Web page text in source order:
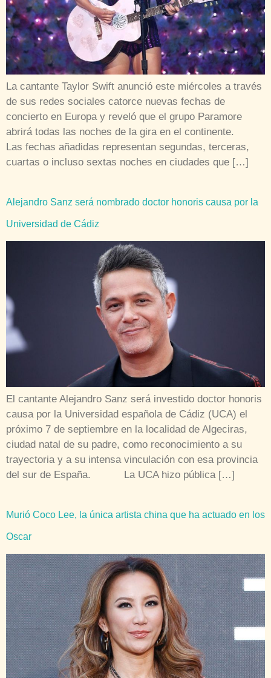
La cantante Taylor Swift anunció este miércoles a través
de sus redes sociales catorce nuevas fechas de
concierto en Europa y reveló que el grupo Paramore
abrirá todas las noches de la gira en el continente.
Las fechas añadidas representan segundas, terceras,
cuartas o incluso sextas noches en ciudades que […]
Alejandro Sanz será nombrado doctor honoris causa por la
Universidad de Cádiz
El cantante Alejandro Sanz será investido doctor honoris
causa por la Universidad española de Cádiz (UCA) el
próximo 7 de septiembre en la localidad de Algeciras,
ciudad natal de su padre, como reconocimiento a su
trayectoria y a su intensa vinculación con esa provincia
del sur de España. La UCA hizo pública […]
Murió Coco Lee, la única artista china que ha actuado en los
Oscar